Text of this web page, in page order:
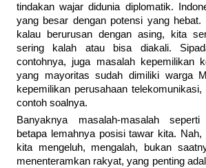
tindakan wajar didunia diplomatik.
yang besar dengan potensi yang hebat.
kalau berurusan dengan asing, kita
sering kalah atau bisa diakali.
contohnya, juga masalah kepemilikan
yang mayoritas sudah dimiliki warga
kepemilikan perusahaan
contoh soalnya.
Banyaknya masalah-masalah
betapa lemahnya posisi tawar kita.
kita mengeluh, mengalah, bukan
menenteramkan rakyat, yang penting